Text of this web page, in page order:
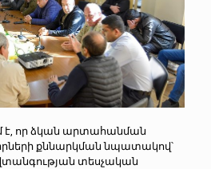
է, որ ձկան արտահանման
քննարկման նպատակով՝
տեսչական